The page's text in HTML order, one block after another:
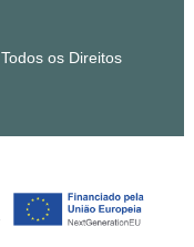
Todos os Direitos